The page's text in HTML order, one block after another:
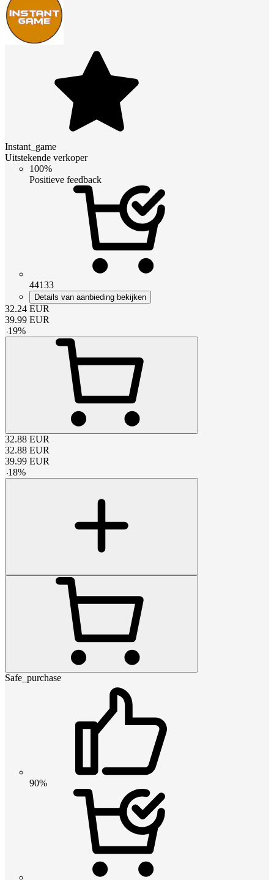
Instant_game
Uitstekende verkoper
100%
Positieve feedback
44133
Details van aanbieding bekijken
32.24 EUR
39.99 EUR
-19%
32.88 EUR
32.88 EUR
39.99 EUR
-18%
Safe_purchase
90%